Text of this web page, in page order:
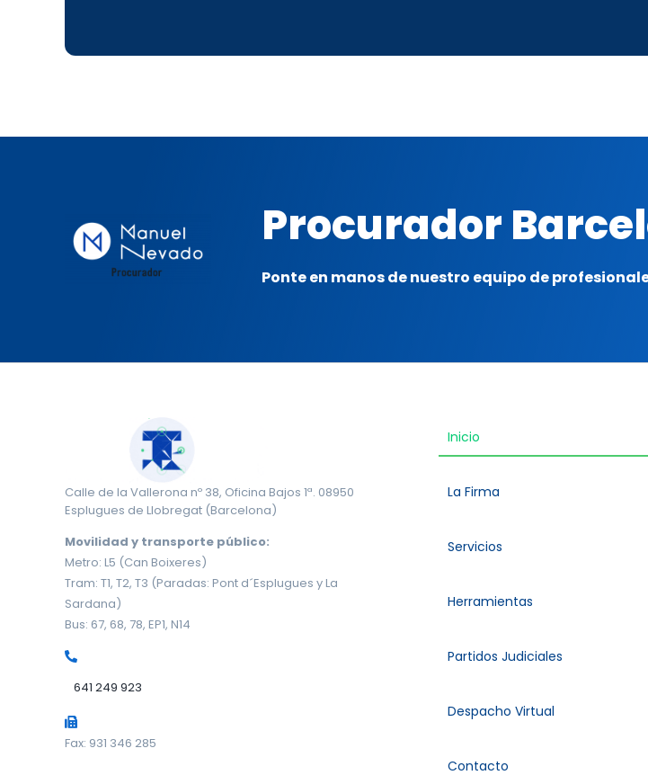
Procurador
Ponte en manos de nuestro equipo de
Calle de la Vallerona nº 38, Oficina Bajos 1ª. 08950
Esplugues de Llobregat (Barcelona)
Movilidad y transporte público:
Metro: L5 (Can Boixeres)
Tram: T1, T2, T3 (Paradas: Pont d´Esplugues y La
Sardana)
Bus: 67, 68, 78, EP1, N14
641 249 923
Fax: 931 346 285
Inicio
La Firma
Servicios
Herramientas
Partidos Judiciales
Despacho Virtual
Contacto